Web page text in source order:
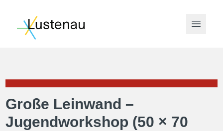
Open
Große Leinwand –
Jugendworkshop (50 × 70